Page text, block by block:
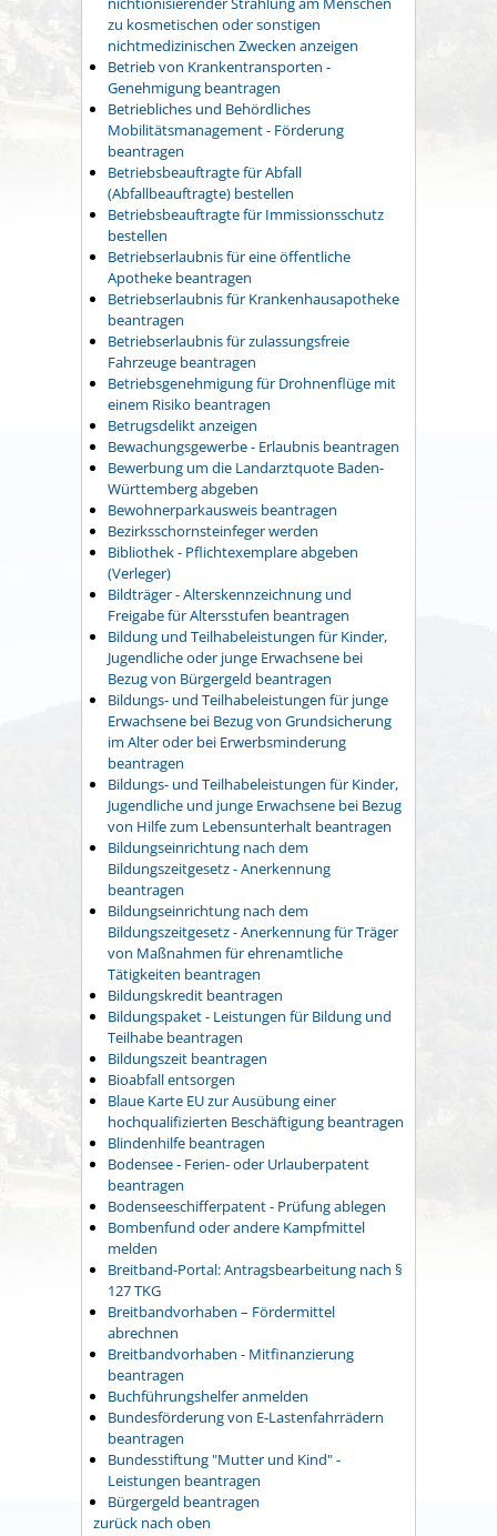
zu kosmetischen oder sonstigen
nichtmedizinischen Zwecken anzeigen
Betrieb von Krankentransporten -
Genehmigung beantragen
Betriebliches und Behördliches
Mobilitätsmanagement - Förderung
beantragen
Betriebsbeauftragte für Abfall
(Abfallbeauftragte) bestellen
Betriebsbeauftragte für Immissionsschutz
bestellen
Betriebserlaubnis für eine öffentliche
Apotheke beantragen
Betriebserlaubnis für Krankenhausapotheke
beantragen
Betriebserlaubnis für zulassungsfreie
Fahrzeuge beantragen
Betriebsgenehmigung für Drohnenflüge mit
einem Risiko beantragen
Betrugsdelikt anzeigen
Bewachungsgewerbe - Erlaubnis beantragen
Bewerbung um die Landarztquote Baden-
Württemberg abgeben
Bewohnerparkausweis beantragen
Bezirksschornsteinfeger werden
Bibliothek - Pflichtexemplare abgeben
(Verleger)
Bildträger - Alterskennzeichnung und
Freigabe für Altersstufen beantragen
Bildung und Teilhabeleistungen für Kinder,
Jugendliche oder junge Erwachsene bei
Bezug von Bürgergeld beantragen
Bildungs- und Teilhabeleistungen für junge
Erwachsene bei Bezug von Grundsicherung
im Alter oder bei Erwerbsminderung
beantragen
Bildungs- und Teilhabeleistungen für Kinder,
Jugendliche und junge Erwachsene bei Bezug
von Hilfe zum Lebensunterhalt beantragen
Bildungseinrichtung nach dem
Bildungszeitgesetz - Anerkennung
beantragen
Bildungseinrichtung nach dem
Bildungszeitgesetz - Anerkennung für Träger
von Maßnahmen für ehrenamtliche
Tätigkeiten beantragen
Bildungskredit beantragen
Bildungspaket - Leistungen für Bildung und
Teilhabe beantragen
Bildungszeit beantragen
Bioabfall entsorgen
Blaue Karte EU zur Ausübung einer
hochqualifizierten Beschäftigung beantragen
Blindenhilfe beantragen
Bodensee - Ferien- oder Urlauberpatent
beantragen
Bodenseeschifferpatent - Prüfung ablegen
Bombenfund oder andere Kampfmittel
melden
Breitband-Portal: Antragsbearbeitung nach §
127 TKG
Breitbandvorhaben – Fördermittel
abrechnen
Breitbandvorhaben - Mitfinanzierung
beantragen
Buchführungshelfer anmelden
Bundesförderung von E-Lastenfahrrädern
beantragen
Bundesstiftung "Mutter und Kind" -
Leistungen beantragen
Bürgergeld beantragen
zurück nach oben